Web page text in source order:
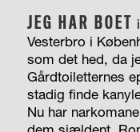
JEG HAR BOET
Vesterbro i
som det hed, da
Gårdtoiletternes
stadig finde
Nu har